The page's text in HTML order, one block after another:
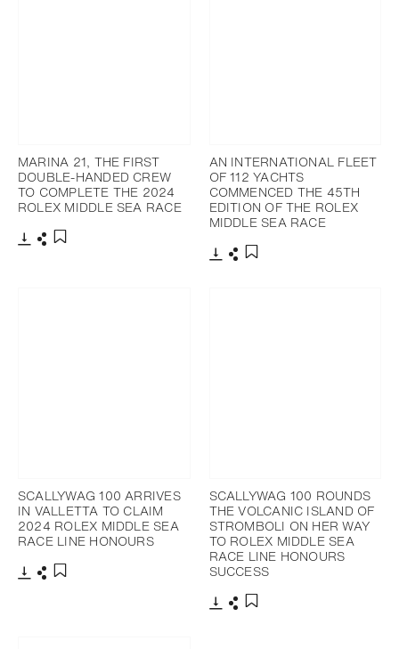
MARINA 21, THE FIRST
DOUBLE-HANDED CREW
TO COMPLETE THE 2024
ROLEX MIDDLE SEA RACE
AN INTERNATIONAL FLEET
OF 112 YACHTS
COMMENCED THE 45TH
EDITION OF THE ROLEX
MIDDLE SEA RACE
SCALLYWAG 100 ARRIVES
IN VALLETTA TO CLAIM
2024 ROLEX MIDDLE SEA
RACE LINE HONOURS
SCALLYWAG 100 ROUNDS
THE VOLCANIC ISLAND OF
STROMBOLI ON HER WAY
TO ROLEX MIDDLE SEA
RACE LINE HONOURS
SUCCESS